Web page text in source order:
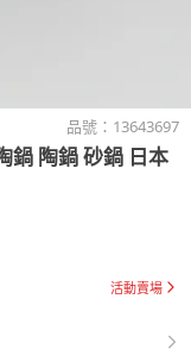
品號： 13643697
鍋 陶鍋 砂鍋 日本
活動賣場